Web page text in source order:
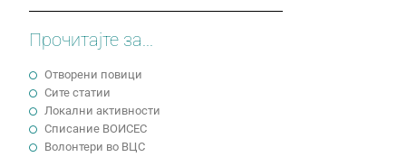
Прочитајте за...
Отворени повици
Сите статии
Локални активности
Cписание ВОИСЕС
Волонтери во ВЦС